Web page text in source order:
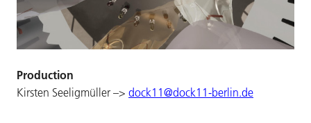
Production
Kirsten Seeligmüller –> dock11@dock11-berlin.de